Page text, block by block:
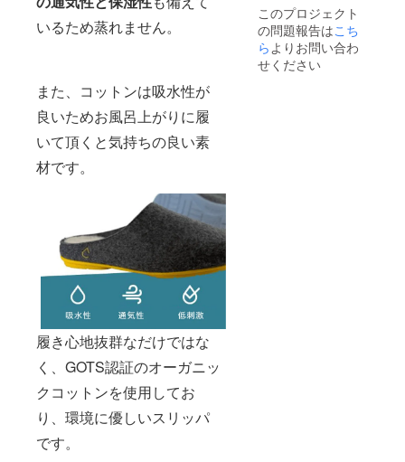
いるため蒸れません。
また、コットンは吸水性が
良いためお風呂上がりに履
いて頂くと気持ちの良い素
材です。
履き心地抜群なだけではな
く、GOTS認証のオーガニッ
クコットンを使用してお
り、環境に優しいスリッパ
です。
このプロジェクト
の問題報告はこち
ら よりお問い合わ
せください